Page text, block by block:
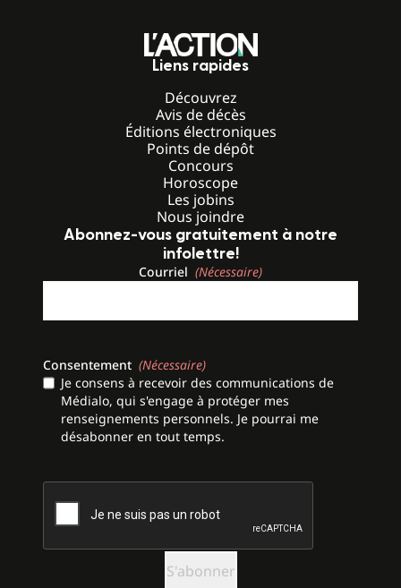
Liens rapides
Découvrez
Avis de décès
Éditions électroniques
Points de dépôt
Concours
Horoscope
Les jobins
Nous joindre
Abonnez-vous gratuitement à notre
infolettre!
Courriel (Nécessaire)
Consentement (Nécessaire)
Je consens à recevoir des communications de
Médialo, qui s'engage à protéger mes
renseignements personnels. Je pourrai me
désabonner en tout temps.